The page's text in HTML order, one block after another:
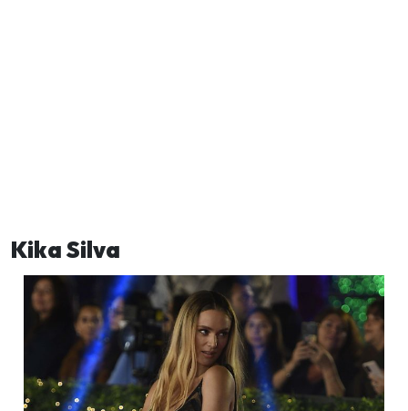
Kika Silva